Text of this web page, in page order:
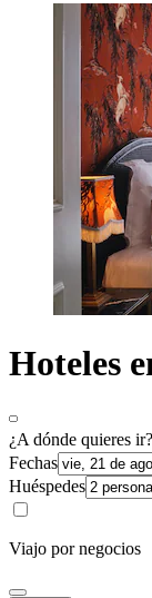
Hoteles
¿A dónde quieres ir?
Fechas
Huéspedes
Viajo por negocios